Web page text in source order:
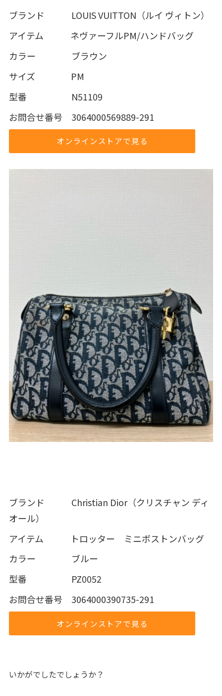
ブランド LOUIS VUITTON（ルイ ヴィトン）
アイテム ネヴァーフルPM/ハンドバッグ
カラー ブラウン
サイズ PM
型番 N51109
お問合せ番号 3064000569889-291
オンラインストアで見る
ブランド Christian Dior（クリスチャン ディ
オール）
アイテム トロッター ミニボストンバッグ
カラー ブルー
型番 PZ0052
お問合せ番号 3064000390735-291
オンラインストアで見る
いかがでしたでしょうか？